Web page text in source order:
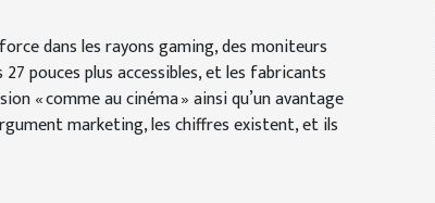
dans les rayons gaming, des moniteurs
pouces plus accessibles, et les fabricants
« comme au cinéma » ainsi qu’un avantage
marketing, les chiffres existent, et ils